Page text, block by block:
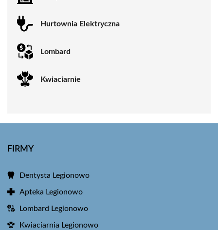
Hurtownia Elektryczna
Lombard
Kwiaciarnie
FIRMY
Dentysta Legionowo
Apteka Legionowo
Lombard Legionowo
Kwiaciarnia Legionowo